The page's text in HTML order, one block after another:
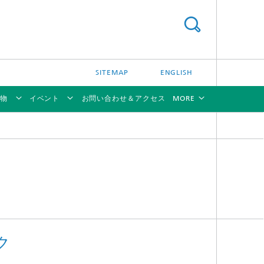
SITEMAP ENGLISH
イベント お問い合わせ＆アクセス MORE